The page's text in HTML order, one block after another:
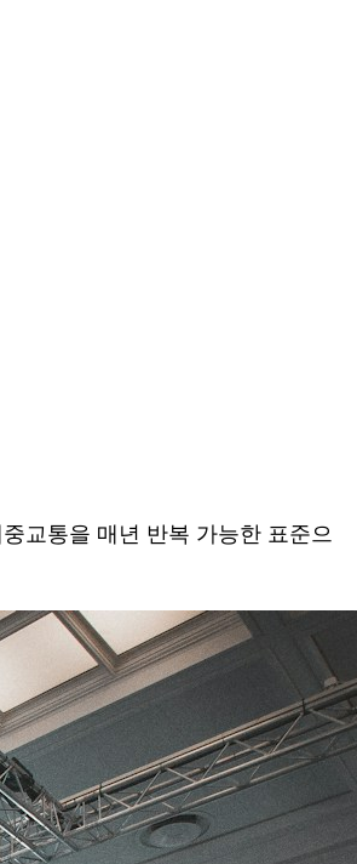
교통을 매년 반복 가능한 표준으